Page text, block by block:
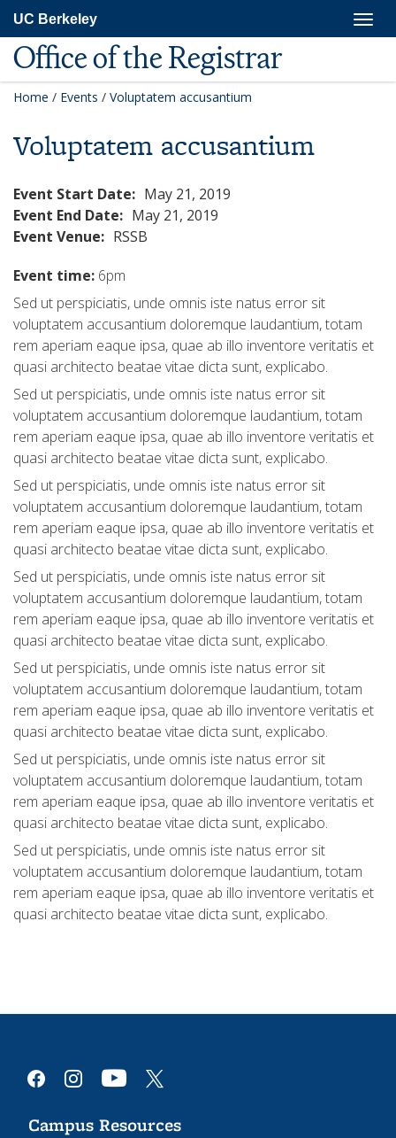
main
content
UC Berkeley
Office of the Registrar
Home / Events / Voluptatem accusantium
Voluptatem accusantium
Event Start Date: May 21, 2019
Event End Date: May 21, 2019
Event Venue: RSSB
Event time: 6pm
Sed ut perspiciatis, unde omnis iste natus error sit
voluptatem accusantium doloremque laudantium, totam
rem aperiam eaque ipsa, quae ab illo inventore veritatis et
quasi architecto beatae vitae dicta sunt, explicabo.
Sed ut perspiciatis, unde omnis iste natus error sit
voluptatem accusantium doloremque laudantium, totam
rem aperiam eaque ipsa, quae ab illo inventore veritatis et
quasi architecto beatae vitae dicta sunt, explicabo.
Sed ut perspiciatis, unde omnis iste natus error sit
voluptatem accusantium doloremque laudantium, totam
rem aperiam eaque ipsa, quae ab illo inventore veritatis et
quasi architecto beatae vitae dicta sunt, explicabo.
Sed ut perspiciatis, unde omnis iste natus error sit
voluptatem accusantium doloremque laudantium, totam
rem aperiam eaque ipsa, quae ab illo inventore veritatis et
quasi architecto beatae vitae dicta sunt, explicabo.
Sed ut perspiciatis, unde omnis iste natus error sit
voluptatem accusantium doloremque laudantium, totam
rem aperiam eaque ipsa, quae ab illo inventore veritatis et
quasi architecto beatae vitae dicta sunt, explicabo.
Sed ut perspiciatis, unde omnis iste natus error sit
voluptatem accusantium doloremque laudantium, totam
rem aperiam eaque ipsa, quae ab illo inventore veritatis et
quasi architecto beatae vitae dicta sunt, explicabo.
Sed ut perspiciatis, unde omnis iste natus error sit
voluptatem accusantium doloremque laudantium, totam
rem aperiam eaque ipsa, quae ab illo inventore veritatis et
quasi architecto beatae vitae dicta sunt, explicabo.
facebookinstagramyoutubex
Campus Resources